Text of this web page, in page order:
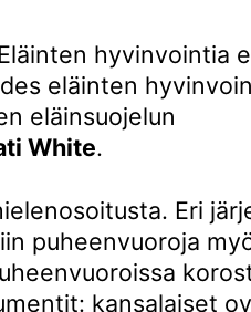
hyvinvointia
eläinten
eläinsuojelun
White.
Eri
puheenvuoroja
kansalaiset